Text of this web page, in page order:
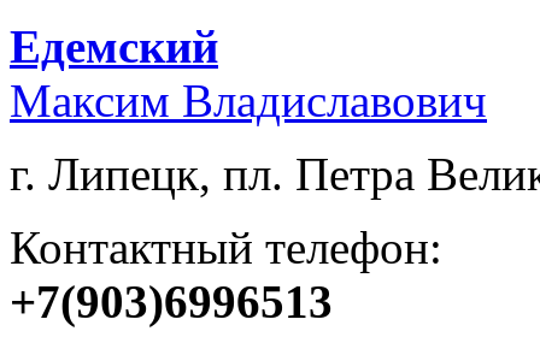
Едемский
Максим Владиславович
г. Липецк, пл. Петра
Контактный телефон:
+7(903)6996513